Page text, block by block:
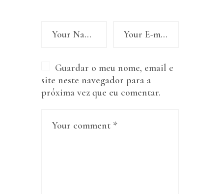
Guardar o meu nome, email e
site neste navegador para a
próxima vez que eu comentar.